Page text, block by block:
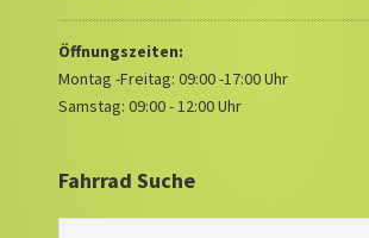
Öffnungszeiten:
Montag -Freitag: 09:00 -17:00 Uhr
Samstag: 09:00 - 12:00 Uhr
Fahrrad Suche